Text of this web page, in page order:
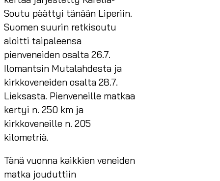
Soutu päättyi tänään Liperiin.
Suomen suurin retkisoutu
aloitti taipaleensa
pienveneiden osalta 26.7.
Ilomantsin Mutalahdesta ja
kirkkoveneiden osalta 28.7.
Lieksasta. Pienveneille matkaa
kertyi n. 250 km ja
kirkkoveneille n. 205
kilometriä.
Tänä vuonna kaikkien veneiden
matka jouduttiin